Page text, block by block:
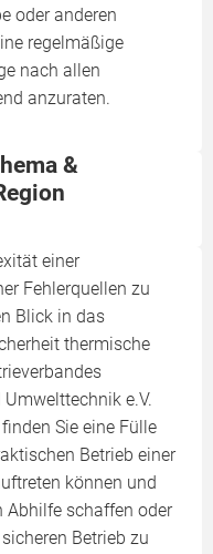
oder anderen
regelmäßige
nach allen
anzuraten.
&
einer
Fehlerquellen zu
Blick in das
thermische
e.V.
Sie eine Fülle
Betrieb einer
können und
Abhilfe schaffen oder
Betrieb zu